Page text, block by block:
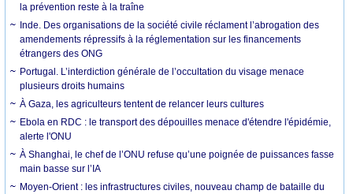
la prévention reste à la traîne
Inde. Des organisations de la société civile réclament l’abrogation des
amendements répressifs à la réglementation sur les financements
étrangers des ONG
Portugal. L’interdiction générale de l’occultation du visage menace
plusieurs droits humains
À Gaza, les agriculteurs tentent de relancer leurs cultures
Ebola en RDC : le transport des dépouilles menace d'étendre l'épidémie,
alerte l'ONU
À Shanghai, le chef de l’ONU refuse qu’une poignée de puissances fasse
main basse sur l’IA
Moyen-Orient : les infrastructures civiles, nouveau champ de bataille du